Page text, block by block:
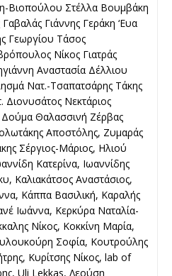
Βιοπούλου Στέλλα Βουμβάκη
Γιάννης Γεράκη ‘Ευα
Γεωργίου Τάσος
Νίκος Γιατράς
Αναστασία Δέλλιου
Νατ.-Τσαπατσάρης Τάκης
Νεκτάριος
Δούμα Θαλασσινή Ζέρβας
Αποστόλης, Ζυμαράς
Σέργιος-Μάριος, Ηλιού
Κατερίνα, Ιωαννίδης
Καλιακάτσος Αναστάσιος,
Κάππα Βασιλική, Καραλής
Ιωάννα, Κερκύρα Ναταλία-
Νίκος, Κοκκίνη Μαρία,
Σοφία, Κουτρούλης
Κυρίτσης Νίκος, lab of
Uli Lekkas, Λεούση